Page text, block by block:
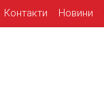
Контакти Новини